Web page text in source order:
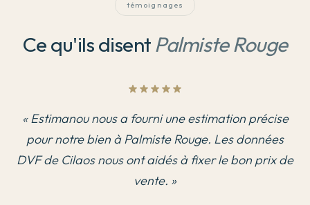
témoignages
Ce qu'ils disentPalmiste Rouge
« Estimanou nous a fourni une estimation précise
pour notre bien à Palmiste Rouge. Les données
DVF de Cilaos nous ont aidés à fixer le bon prix de
vente. »